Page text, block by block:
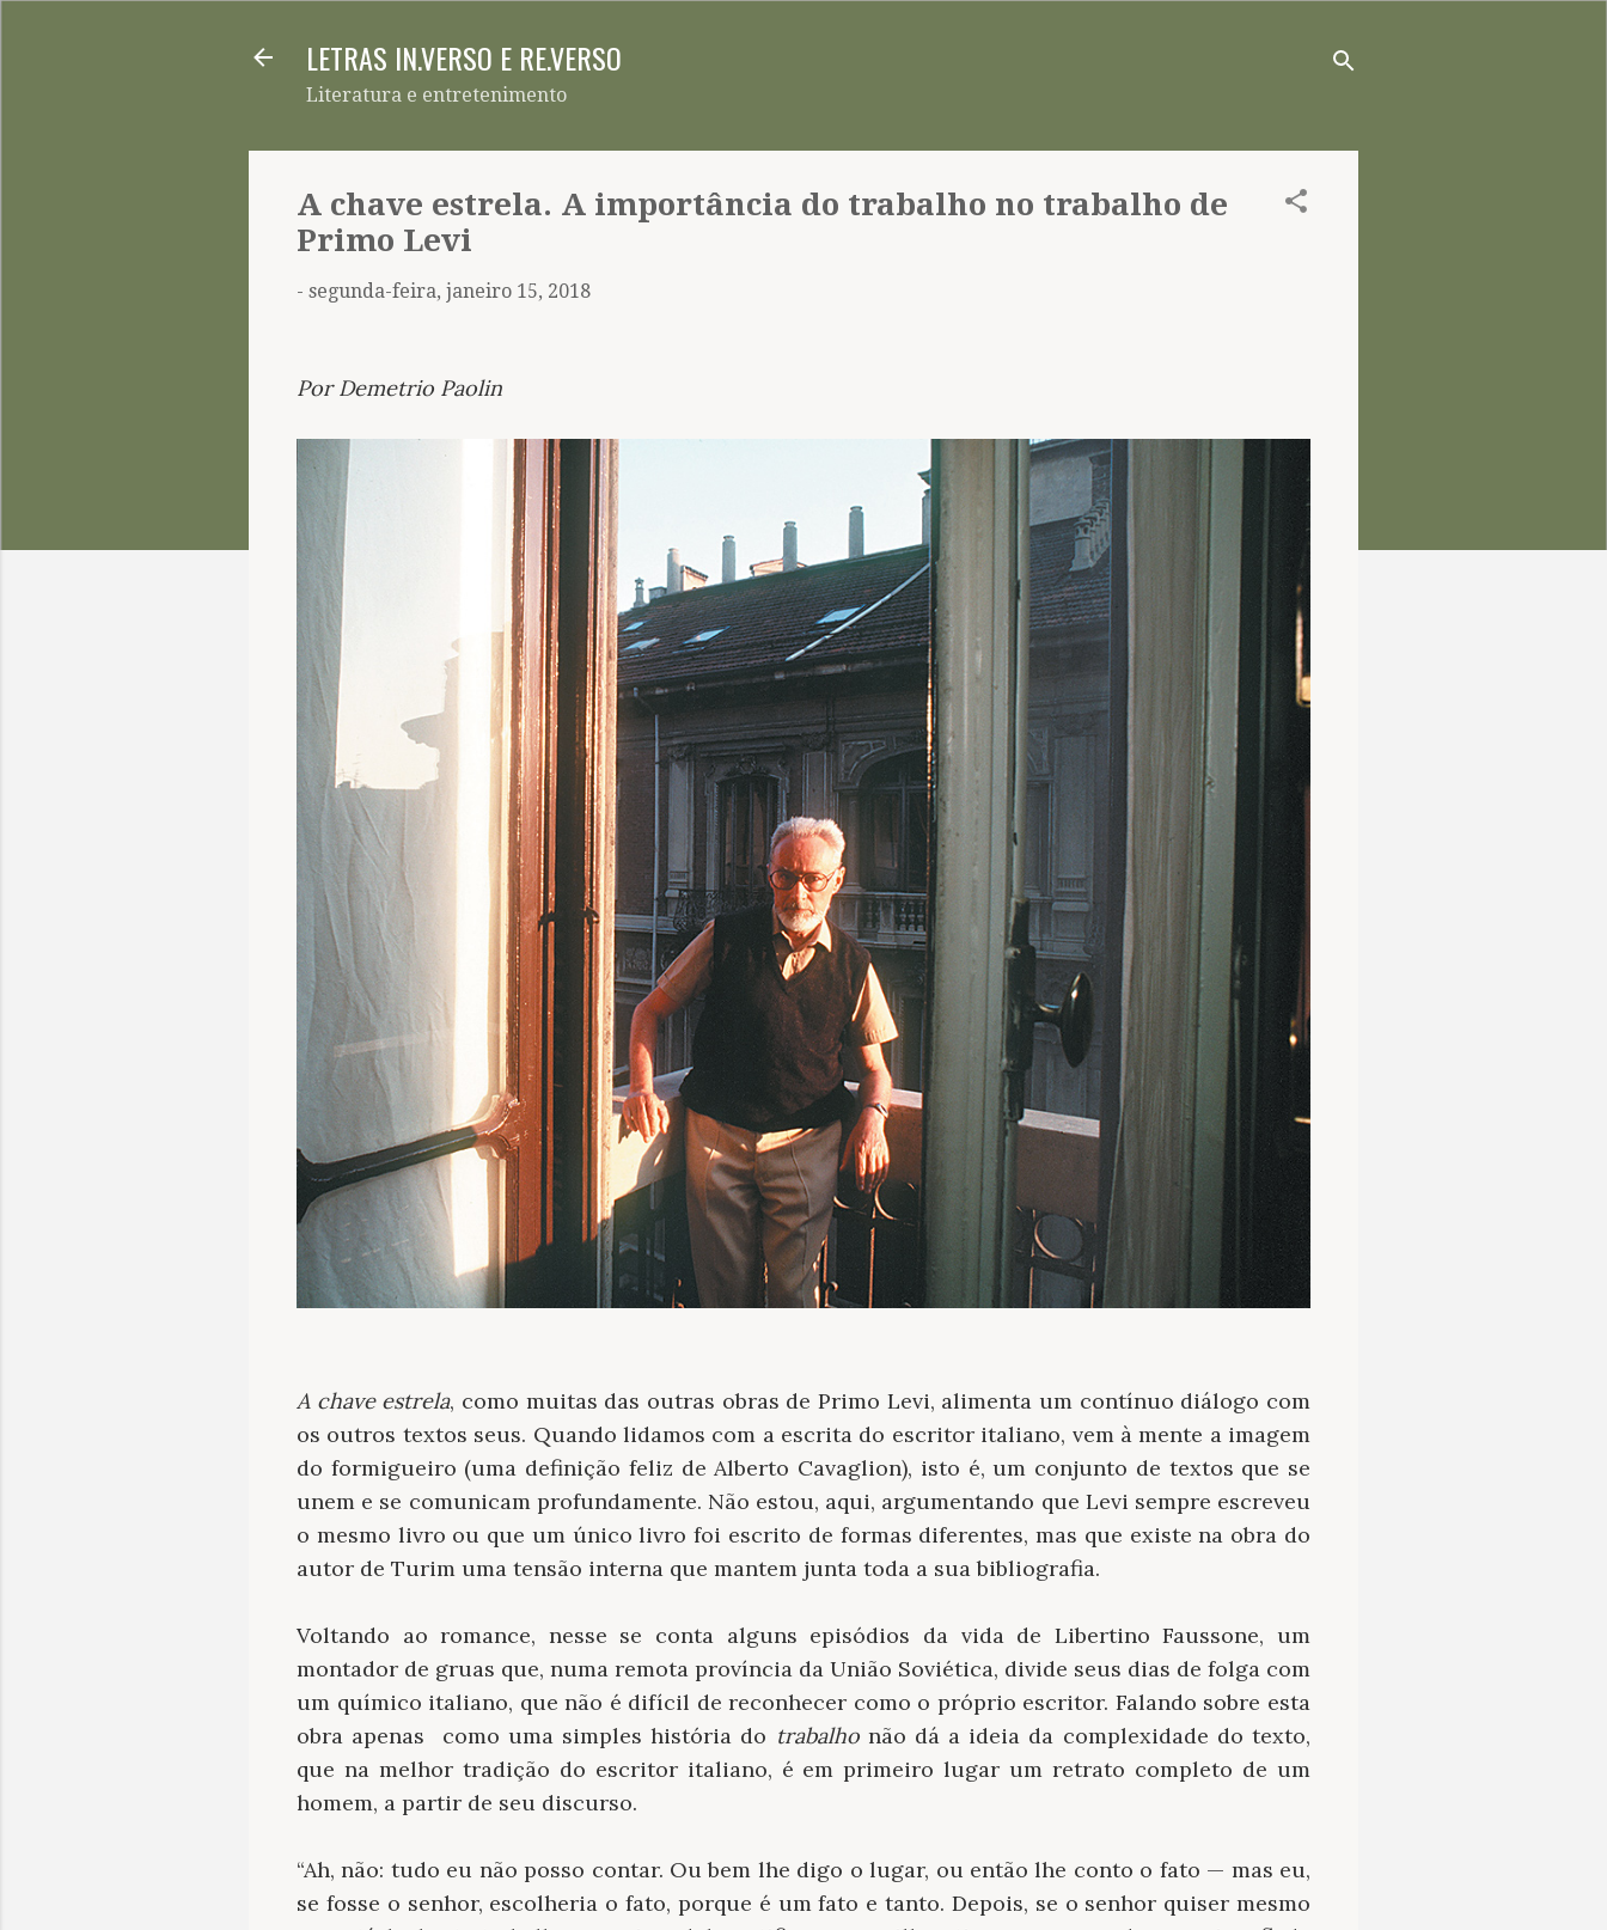
LETRAS IN.VERSO E RE.VERSO
Literatura e entretenimento
A chave estrela. A importância do trabalho no trabalho de
Primo Levi
- segunda-feira, janeiro 15, 2018
Por Demetrio Paolin
A chave estrela, como muitas das outras obras de Primo Levi, alimenta um contínuo diálogo com
os outros textos seus. Quando lidamos com a escrita do escritor italiano, vem à mente a imagem
do formigueiro (uma definição feliz de Alberto Cavaglion), isto é, um conjunto de textos que se
unem e se comunicam profundamente. Não estou, aqui, argumentando que Levi sempre escreveu
o mesmo livro ou que um único livro foi escrito de formas diferentes, mas que existe na obra do
autor de Turim uma tensão interna que mantem junta toda a sua bibliografia.
Voltando ao romance, nesse se conta alguns episódios da vida de Libertino Faussone, um
montador de gruas que, numa remota província da União Soviética, divide seus dias de folga com
um químico italiano, que não é difícil de reconhecer como o próprio escritor. Falando sobre esta
obra apenas como uma simples história do trabalhonão dá a ideia da complexidade do texto,
que na melhor tradição do escritor italiano, é em primeiro lugar um retrato completo de um
homem, a partir de seu discurso.
“Ah, não: tudo eu não posso contar. Ou bem lhe digo o lugar, ou então lhe conto o fato — mas eu,
se fosse o senhor, escolheria o fato, porque é um fato e tanto. Depois, se o senhor quiser mesmo